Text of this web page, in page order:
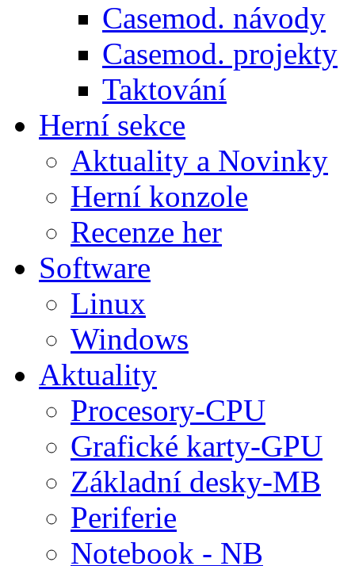
Casemod. návody
Casemod. projekty
Taktování
Herní sekce
Aktuality a Novinky
Herní konzole
Recenze her
Software
Linux
Windows
Aktuality
Procesory-CPU
Grafické karty-GPU
Základní desky-MB
Periferie
Notebook - NB